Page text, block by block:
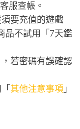
服查帳。
要充值的遊戲
品不試用「7天鑑
若密碼有誤確認
其他注意事項 」